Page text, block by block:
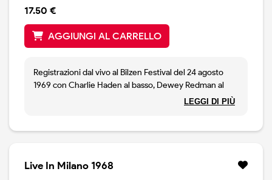
17.50 €
AGGIUNGI AL CARRELLO
Registrazioni dal vivo al Bilzen Festival del 24 agosto
1969 con Charlie Haden al basso, Dewey Redman al
LEGGI DI PIÙ
Live In Milano 1968